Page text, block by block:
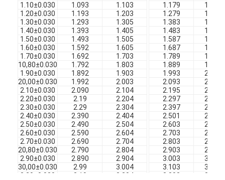
1.10±0.030
1.093 1.103 1.179
1.190
1.20±0.030
1.193 1.203 1.279
1.290
1.30±0.030
1.293 1.305 1.383
1.395
1.40±0.030
1.393 1.405 1.483
1.495
1.50±0.030
1.493 1.505 1.587
1.599
1.60±0.030
1.592 1.605 1.687
1.699
1.70±0.030
1.692 1.703 1.789
1.801
10,80±0.030
1.792 1.803 1.889
1.901
1.90±0.030
1.892 1.903 1.993
2.005
20,00±0.030
1.992 2.003 2.093
2.105
2.10±0.030
2.090 2.104 2.195
2.208
2.20±0.030
2.19 2.204 2.297
2.310
2.30±0.030
2.29 2.304 2.397
2.410
2.40±0.030
2.390 2.404 2.501
2.515
2.50±0.030
2.490 2.504 2.603
2.617
2.60±0.030
2.590 2.604 2.703
2.717
2.70±0.030
2.690 2.704 2.803
2.817
20,80±0.030
2.790 2.804 2.903
2.917
2.90±0.030
2.890 2.904 3.003
3.017
30,00±0.030
2.99 3.004 3.103
3.117
3.20±0.030
3.19 3.204 3.303 3.319